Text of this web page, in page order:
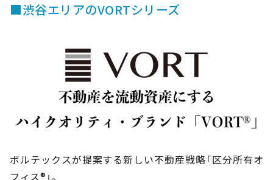
■渋谷エリアのVORTシリーズ
ボルテックスが提案する新しい不動産戦略「区分所有オ
フィス®」。